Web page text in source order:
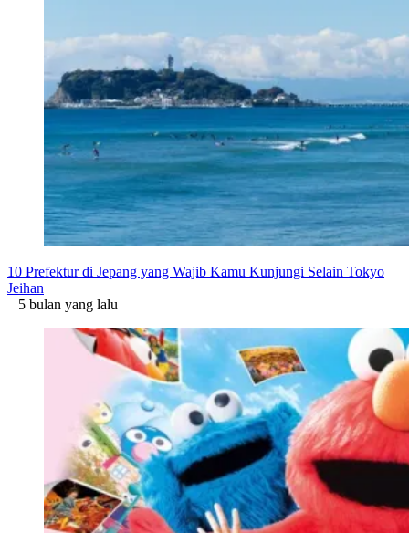
10 Prefektur di Jepang yang Wajib Kamu Kunjungi Selain Tokyo
Jeihan
5 bulan yang lalu